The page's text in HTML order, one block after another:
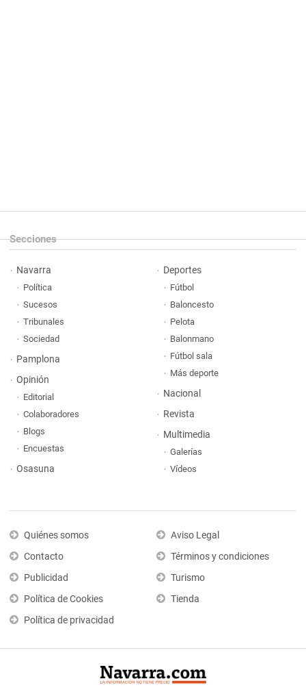
Secciones
Navarra
Política
Sucesos
Tribunales
Sociedad
Pamplona
Opinión
Editorial
Colaboradores
Blogs
Encuestas
Osasuna
Deportes
Fútbol
Baloncesto
Pelota
Balonmano
Fútbol sala
Más deporte
Nacional
Revista
Multimedia
Galerías
Vídeos
Quiénes somos
Contacto
Publicidad
Política de Cookies
Política de privacidad
Aviso Legal
Términos y condiciones
Turismo
Tienda